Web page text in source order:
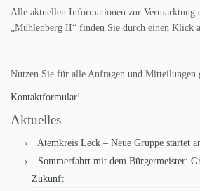
Alle aktuellen Informationen zur Vermarktung
„Mühlenberg II“ finden Sie durch einen Klick
Nutzen Sie für alle Anfragen und Mitteilungen
Kontaktformular!
Aktuelles
Atemkreis Leck – Neue Gruppe startet
Sommerfahrt mit dem Bürgermeister:
Zukunft